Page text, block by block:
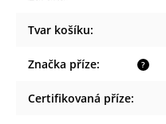
Tvar košíku:
?
Značka příze:
Certifikovaná příze: